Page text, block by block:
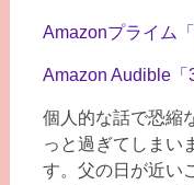
Amazonプライム
Amazon Audible「
個人的な話で恐縮
っと過ぎてしまい
す。父の日が近い